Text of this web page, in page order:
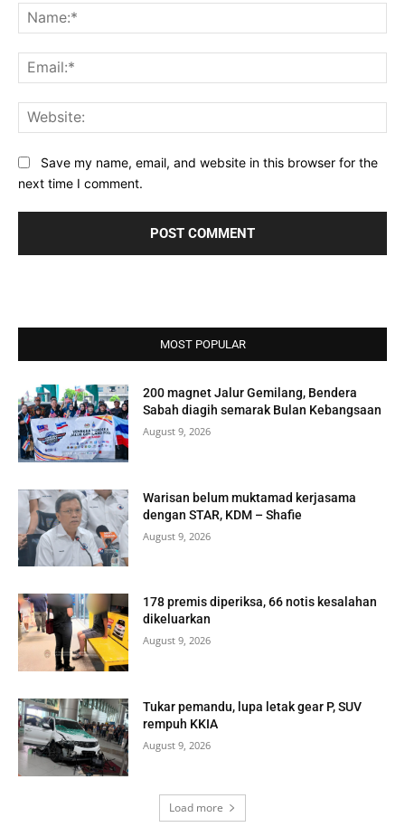
Save my name, email, and website in this browser for the
next time I comment.
MOST POPULAR
200 magnet Jalur Gemilang, Bendera
Sabah diagih semarak Bulan Kebangsaan
August 9, 2026
Warisan belum muktamad kerjasama
dengan STAR, KDM – Shafie
August 9, 2026
178 premis diperiksa, 66 notis kesalahan
dikeluarkan
August 9, 2026
Tukar pemandu, lupa letak gear P, SUV
rempuh KKIA
August 9, 2026
Load more